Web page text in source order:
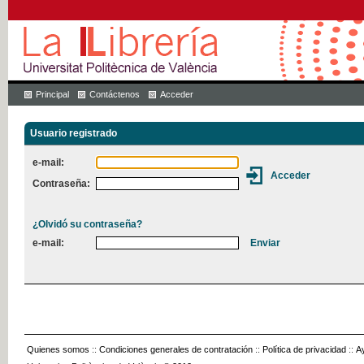
Principal Contáctenos Acceder
Usuario registrado
e-mail:
Contraseña:
¿Olvidó su contraseña?
e-mail:
Quienes somos :: Condiciones generales de contratación :: Política de privacidad ::